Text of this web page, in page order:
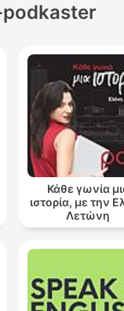
Κάθε γωνία
ιστορία, με την
Λετώνη